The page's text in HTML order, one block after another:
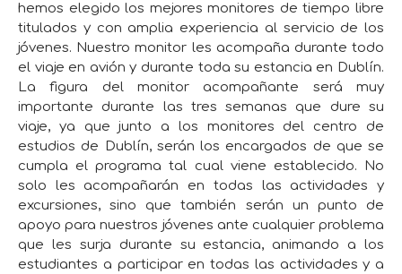
hemos elegido los mejores monitores de tiempo libre
titulados y con amplia experiencia al servicio de los
jóvenes. Nuestro monitor les acompaña durante todo
el viaje en avión y durante toda su estancia en Dublín.
La figura del monitor acompañante será muy
importante durante las tres semanas que dure su
viaje, ya que junto a los monitores del centro de
estudios de Dublín, serán los encargados de que se
cumpla el programa tal cual viene establecido. No
solo les acompañarán en todas las actividades y
excursiones, sino que también serán un punto de
apoyo para nuestros jóvenes ante cualquier problema
que les surja durante su estancia, animando a los
estudiantes a participar en todas las actividades y a